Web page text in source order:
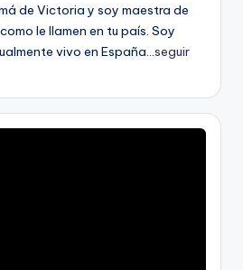
de Victoria y soy maestra de
le llamen en tu país. Soy
vivo en España...seguir